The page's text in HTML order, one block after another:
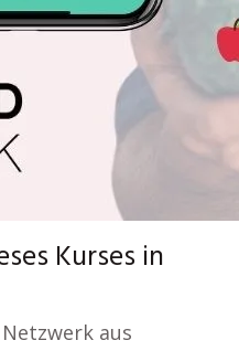
Kurses in
aus